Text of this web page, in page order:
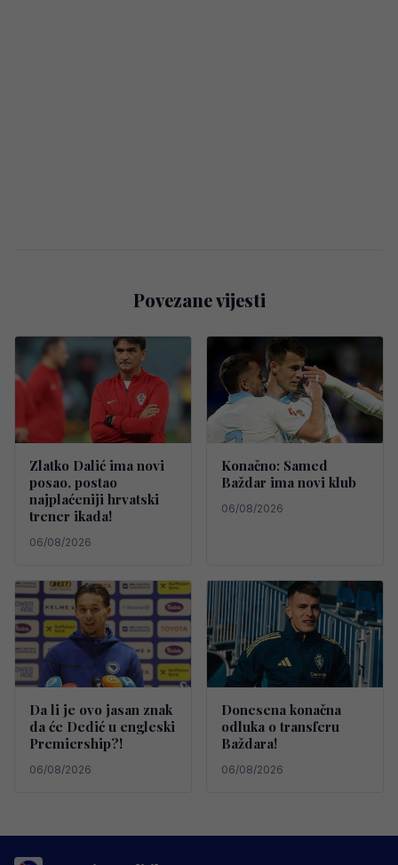
Povezane vijesti
Zlatko Dalić ima novi
posao, postao
najplaćeniji hrvatski
trener ikada!
06/08/2026
Konačno: Samed
Baždar ima novi klub
06/08/2026
Da li je ovo jasan znak
da će Dedić u engleski
Premiership?!
06/08/2026
Donesena konačna
odluka o transferu
Baždara!
06/08/2026